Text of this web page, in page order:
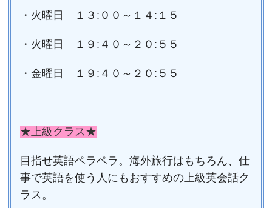
・火曜日 １３:００～１４:１５
・火曜日 １９:４０～２０:５５
・金曜日 １９:４０～２０:５５
★上級クラス★
目指せ英語ペラペラ。海外旅行はもちろん、仕
事で英語を使う人にもおすすめの上級英会話ク
ラス。